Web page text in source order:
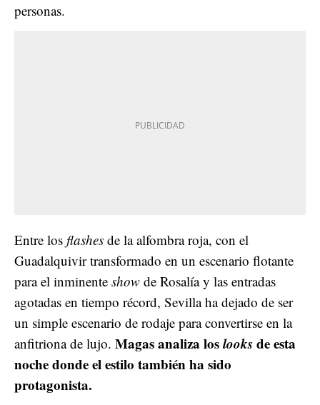
personas.
Entre los flashes de la alfombra roja, con el
Guadalquivir transformado en un escenario flotante
para el inminente show de Rosalía y las entradas
agotadas en tiempo récord, Sevilla ha dejado de ser
un simple escenario de rodaje para convertirse en la
anfitriona de lujo. Magas analiza loslooksde esta
noche donde el estilo también ha sido
protagonista.